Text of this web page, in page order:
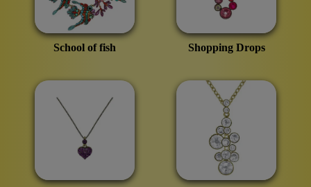
School of fish Shopping Drops